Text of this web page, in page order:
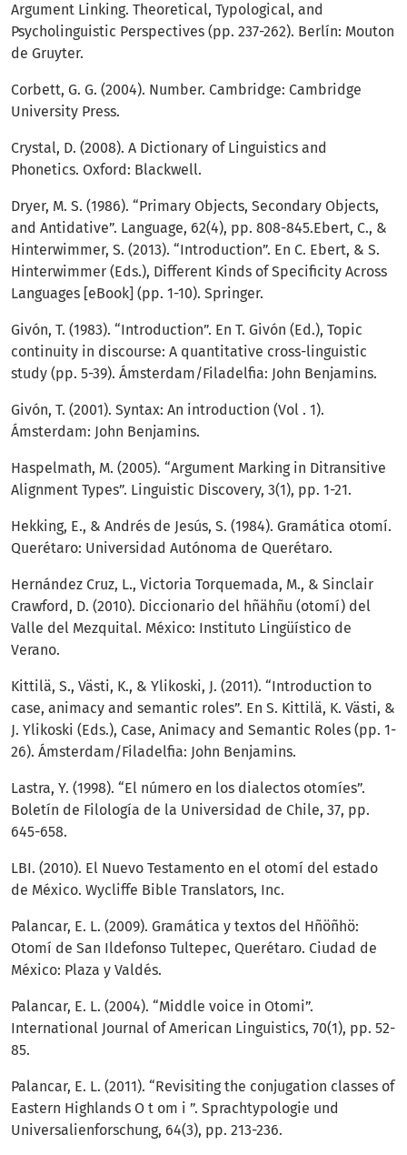
Argument Linking. Theoretical, Typological, and
Psycholinguistic Perspectives (pp. 237-262). Berlín: Mouton
de Gruyter.
Corbett, G. G. (2004). Number. Cambridge: Cambridge
University Press.
Crystal, D. (2008). A Dictionary of Linguistics and
Phonetics. Oxford: Blackwell.
Dryer, M. S. (1986). “Primary Objects, Secondary Objects,
and Antidative”. Language, 62(4), pp. 808-845.Ebert, C., &
Hinterwimmer, S. (2013). “Introduction”. En C. Ebert, & S.
Hinterwimmer (Eds.), Different Kinds of Specificity Across
Languages [eBook] (pp. 1-10). Springer.
Givón, T. (1983). “Introduction”. En T. Givón (Ed.), Topic
continuity in discourse: A quantitative cross-linguistic
study (pp. 5-39). Ámsterdam/Filadelfia: John Benjamins.
Givón, T. (2001). Syntax: An introduction (Vol . 1).
Ámsterdam: John Benjamins.
Haspelmath, M. (2005). “Argument Marking in Ditransitive
Alignment Types”. Linguistic Discovery, 3(1), pp. 1-21.
Hekking, E., & Andrés de Jesús, S. (1984). Gramática otomí.
Querétaro: Universidad Autónoma de Querétaro.
Hernández Cruz, L., Victoria Torquemada, M., & Sinclair
Crawford, D. (2010). Diccionario del hñähñu (otomí) del
Valle del Mezquital. México: Instituto Lingüístico de
Verano.
Kittilä, S., Västi, K., & Ylikoski, J. (2011). “Introduction to
case, animacy and semantic roles”. En S. Kittilä, K. Västi, &
J. Ylikoski (Eds.), Case, Animacy and Semantic Roles (pp. 1-
26). Ámsterdam/Filadelfia: John Benjamins.
Lastra, Y. (1998). “El número en los dialectos otomíes”.
Boletín de Filología de la Universidad de Chile, 37, pp.
645-658.
LBI. (2010). El Nuevo Testamento en el otomí del estado
de México. Wycliffe Bible Translators, Inc.
Palancar, E. L. (2009). Gramática y textos del Hñöñhö:
Otomí de San Ildefonso Tultepec, Querétaro. Ciudad de
México: Plaza y Valdés.
Palancar, E. L. (2004). “Middle voice in Otomi”.
International Journal of American Linguistics, 70(1), pp. 52-
85.
Palancar, E. L. (2011). “Revisiting the conjugation classes of
Eastern Highlands O t om i ”. Sprachtypologie und
Universalienforschung, 64(3), pp. 213-236.